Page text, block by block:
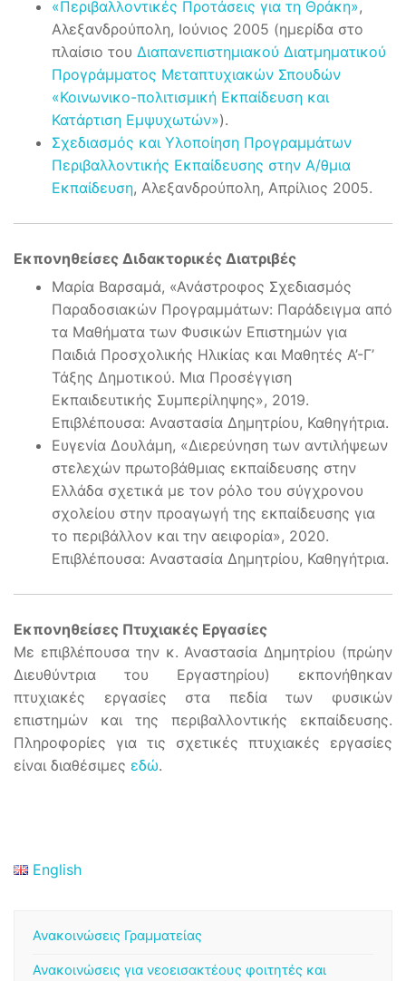
«Περιβαλλοντικές Προτάσεις για τη Θράκη»,
Αλεξανδρούπολη, Ιούνιος 2005 (ημερίδα στο
πλαίσιο του Διαπανεπιστημιακού Διατμηματικού
Προγράμματος Μεταπτυχιακών Σπουδών
«Κοινωνικο-πολιτισµική Εκπαίδευση και
Κατάρτιση Εµψυχωτών»).
Σχεδιασμός και Υλοποίηση Προγραμμάτων
Περιβαλλοντικής Εκπαίδευσης στην Α/θμια
Εκπαίδευση, Αλεξανδρούπολη, Απρίλιος 2005.
Εκπονηθείσες Διδακτορικές Διατριβές
Μαρία Βαρσαμά, «Ανάστροφος Σχεδιασμός
Παραδοσιακών Προγραμμάτων: Παράδειγμα από
τα Μαθήματα των Φυσικών Επιστημών για
Παιδιά Προσχολικής Ηλικίας και Μαθητές Α’-Γ’
Τάξης Δημοτικού. Μια Προσέγγιση
Εκπαιδευτικής Συμπερίληψης», 2019.
Επιβλέπουσα: Αναστασία Δημητρίου, Καθηγήτρια.
Ευγενία Δουλάμη, «Διερεύνηση των αντιλήψεων
στελεχών πρωτοβάθμιας εκπαίδευσης στην
Ελλάδα σχετικά με τον ρόλο του σύγχρονου
σχολείου στην προαγωγή της εκπαίδευσης για
το περιβάλλον και την αειφορία», 2020.
Επιβλέπουσα: Αναστασία Δημητρίου, Καθηγήτρια.
Εκπονηθείσες Πτυχιακές Εργασίες
Με επιβλέπουσα την κ. Αναστασία Δημητρίου (πρώην
Διευθύντρια του Εργαστηρίου) εκπονήθηκαν
πτυχιακές εργασίες στα πεδία των φυσικών
επιστημών και της περιβαλλοντικής εκπαίδευσης.
Πληροφορίες για τις σχετικές πτυχιακές εργασίες
είναι διαθέσιμες εδώ.
English
Ανακοινώσεις Γραμματείας
Ανακοινώσεις για νεοεισακτέους φοιτητές και